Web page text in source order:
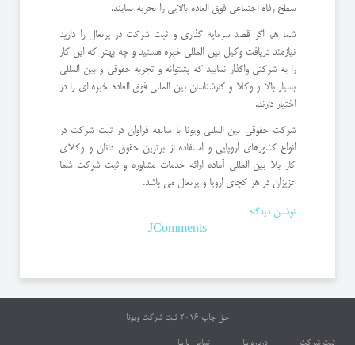
سطح رفاه اجتماعی فوق العاده بالایی را تجربه نمایند.
شما هم اگر قصد سرمایه گذاری و ثبت شرکت در پرتغال را دارید
نیازمند دریافت وکیل بین المللی خبره هستید و چه بهتر که این کار
را به شرکتی واگذار نمایید که پشتوانه و تجربه حقوقی و بین المللی
بسیار بالا و وکلا و کارشناسان بین المللی فوق العاده خبره ای را در
اختیار دارند.
شرکت حقوقی بین المللی ویونا با سابقه فراوان در ثبت شرکت در
انواع کشورهای اروپایی و استفاده از برترین حقوق دانان و وکلای
کار بلا بین المللی آماده ارائه خدمات مشاوره و ثبت شرکت شما
عزیزان در هر کجای اروپا و پرتغال می باشد.
نوشتن دیدگاه
JComments
حق چاپ 2016 ثبت شرکت ویونا